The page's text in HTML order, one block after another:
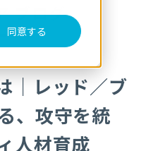
同意する
ブログ
｜レッド／ブ
、攻守を統
人材育成